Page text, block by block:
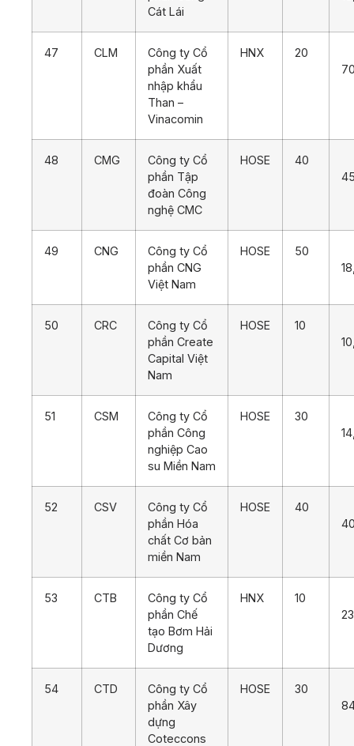
Cát Lái
47 CLM
Công ty Cổ
phần Xuất
nhập khẩu
Than –
Vinacomin
HNX
20
48 CMG
Công ty Cổ
phần Tập
đoàn Công
nghệ CMC
HOSE
40
49 CNG
Công ty Cổ
phần CNG
Việt Nam
HOSE
50
50 CRC
Công ty Cổ
phần Create
Capital Việt
Nam
HOSE
10
51 CSM
Công ty Cổ
phần Công
nghiệp Cao
su Miền Nam
HOSE
30
52 CSV
Công ty Cổ
phần Hóa
chất Cơ bản
miền Nam
HOSE
40
53 CTB
Công ty Cổ
phần Chế
tạo Bơm Hải
Dương
HNX
10
54 CTD
Công ty Cổ
phần Xây
dựng
Coteccons
HOSE
30